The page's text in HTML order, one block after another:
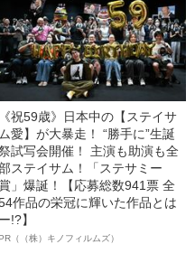
《祝59歳》日本中の【ステイサ
ム愛】が大暴走！ “勝手に”生誕
試写会開催！ 主演も助演も全
ステイサム！「ステサミー
」爆誕！【応募総数941票 全
作品の栄冠に輝いた作品とは
ー!?】
（（株）キノフィルムズ）